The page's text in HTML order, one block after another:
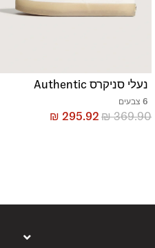
נעלי סניקרס Authentic
6 צבעים
₪369.90
₪ 295.92